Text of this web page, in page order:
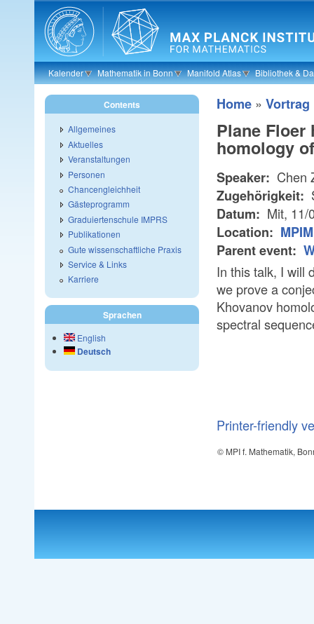
Skip to main content
Kalender Mathematik in Bonn Manifold Atlas Bibliothek &
Home » Vortrag
Plane Floer
homology
Speaker: Chen
Zugehörigkeit:
Datum: Mit,
Location:
Parent event:
In this talk, I will
we prove a
Khovanov
spectral
Printer-friendly
© MPI f. Mathematik,
Contents
Allgemeines
Aktuelles
Veranstaltungen
Personen
Chancengleichheit
Gästeprogramm
Graduiertenschule IMPRS
Publikationen
Gute wissenschaftliche Praxis
Service & Links
Karriere
Sprachen
English
Deutsch